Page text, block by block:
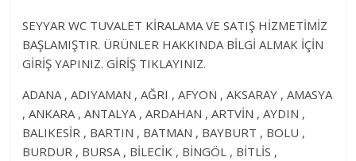
SEYYAR WC TUVALET KİRALAMA VE SATIŞ HİZMETİMİZ
BAŞLAMIŞTIR. ÜRÜNLER HAKKINDA BİLGİ ALMAK İÇİN
GİRİŞ YAPINIZ. GİRİŞ TIKLAYINIZ.
ADANA , ADIYAMAN , AĞRI , AFYON , AKSARAY , AMASYA
, ANKARA , ANTALYA , ARDAHAN , ARTVİN , AYDIN ,
BALIKESİR , BARTIN , BATMAN , BAYBURT , BOLU ,
BURDUR , BURSA , BİLECİK , BİNGÖL , BİTLİS ,